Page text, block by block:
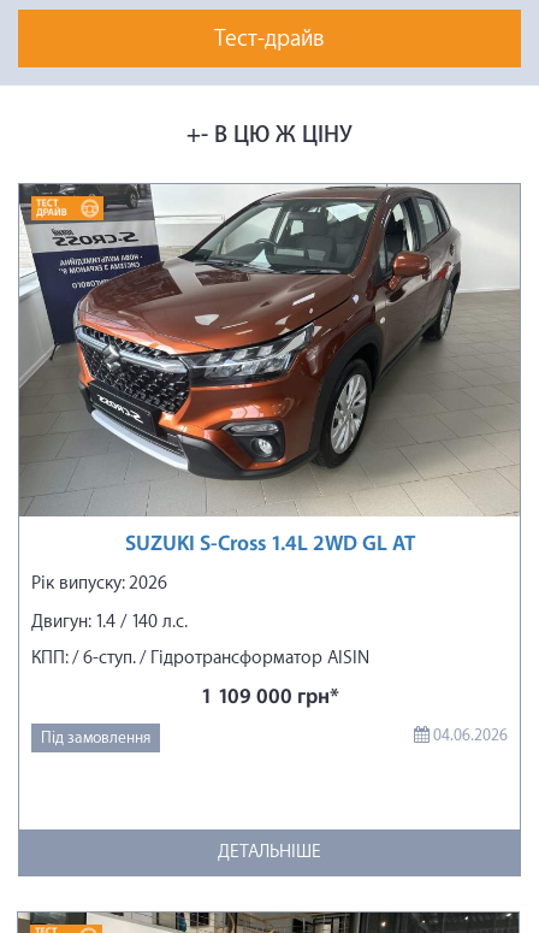
Тест-драйв
+- В ЦЮ Ж ЦІНУ
SUZUKI S-Cross 1.4L 2WD GL AT
Рік випуску: 2026
Двигун: 1.4 / 140 л.с.
КПП: / 6-ступ. / Гідротрансформатор AISIN
1 109 000 грн*
Під замовлення 04.06.2026
ДЕТАЛЬНІШЕ